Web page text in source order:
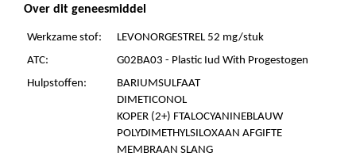
Over dit geneesmiddel
Werkzame stof:
LEVONORGESTREL 52 mg/stuk
ATC:
G02BA03 - Plastic Iud With Progestogen
Hulpstoffen:
BARIUMSULFAAT
DIMETICONOL
KOPER (2+) FTALOCYANINEBLAUW
POLYDIMETHYLSILOXAAN AFGIFTE
MEMBRAAN SLANG